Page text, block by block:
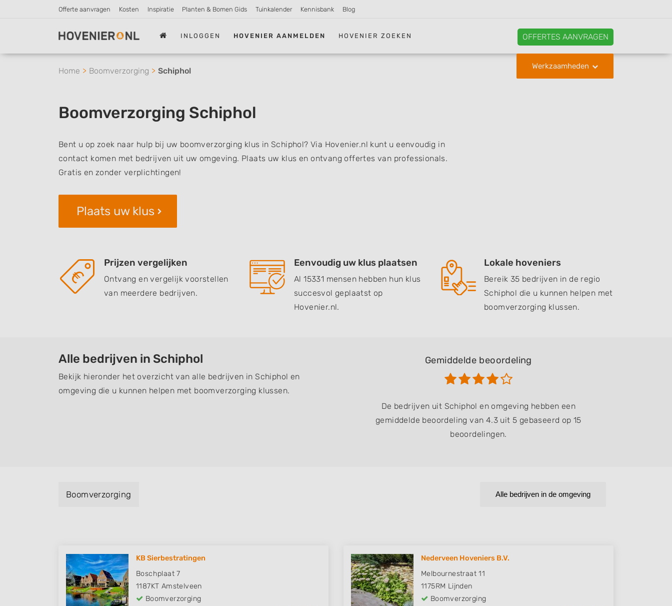
Offerte aanvragen Kosten Inspiratie Planten & Bomen Gids Tuinkalender Kennisbank Blog
INLOGGEN HOVENIER AANMELDEN HOVENIER ZOEKEN OFFERTES AANVRAGEN
Werkzaamheden
Home Boomverzorging Schiphol
Boomverzorging Schiphol
Bent u op zoek naar hulp bij uw boomverzorging klus in Schiphol? Via Hovenier.nl kunt u eenvoudig in
contact komen met bedrijven uit uw omgeving. Plaats uw klus en ontvang offertes van professionals.
Gratis en zonder verplichtingen!
Plaats uw klus
Prijzen vergelijken
Ontvang en vergelijk voorstellen
van meerdere bedrijven.
Eenvoudig uw klus plaatsen
Al 15331 mensen hebben hun klus
succesvol geplaatst op
Hovenier.nl.
Lokale hoveniers
Bereik 35 bedrijven in de regio
Schiphol die u kunnen helpen met
boomverzorging klussen.
Alle bedrijven in Schiphol
Bekijk hieronder het overzicht van alle bedrijven in Schiphol en
omgeving die u kunnen helpen met boomverzorging klussen.
Gemiddelde beoordeling
De bedrijven uit Schiphol en omgeving hebben een
gemiddelde beoordeling van 4.3 uit 5 gebaseerd op 15
beoordelingen.
Boomverzorging Alle bedrijven in de omgeving
KB Sierbestratingen
Boschplaat 7
1187KT Amstelveen
Boomverzorging
Nederveen Hoveniers B.V.
Melbournestraat 11
1175RM Lijnden
Boomverzorging